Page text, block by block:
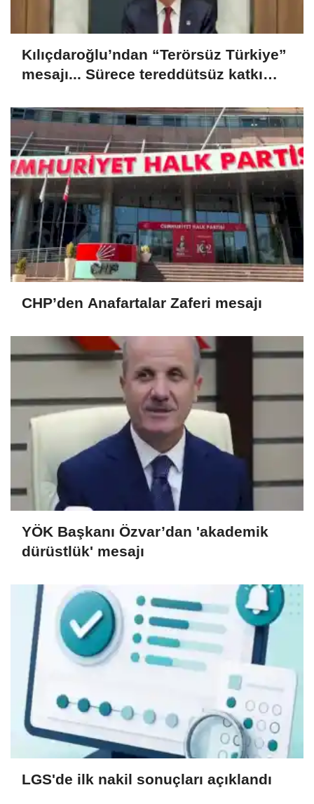
Kılıçdaroğlu’ndan “Terörsüz Türkiye”
mesajı... Sürece tereddütsüz katkı
CHP’den Anafartalar Zaferi mesajı
YÖK Başkanı Özvar’dan 'akademik
dürüstlük' mesajı
LGS'de ilk nakil sonuçları açıklandı